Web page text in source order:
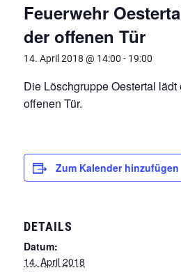
Feuerwehr
der offenen Tür
14. April 2018 @ 14:00 - 19:00
Die Löschgruppe Oestertal lädt
offenen Tür.
Zum Kalender hinzufügen
DETAILS
Datum:
14. April 2018